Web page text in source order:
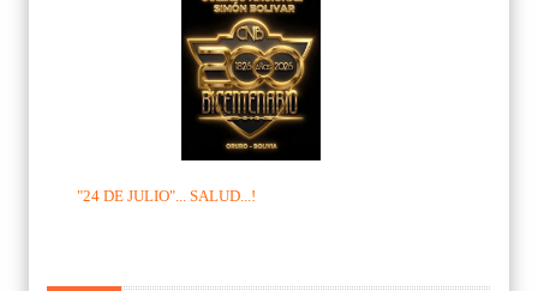
"24 DE JULIO"... SALUD...!